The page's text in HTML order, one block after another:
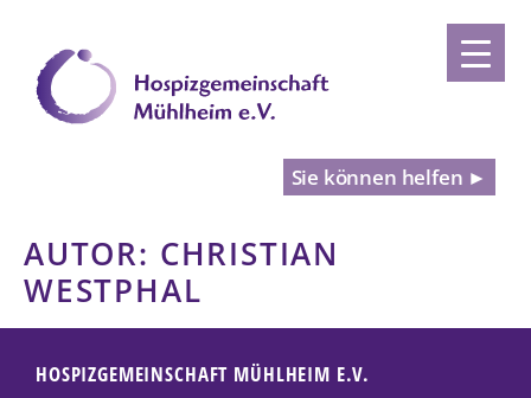
Sie können helfen ►
AUTOR: CHRISTIAN
WESTPHAL
HOSPIZGEMEINSCHAFT MÜHLHEIM E.V.